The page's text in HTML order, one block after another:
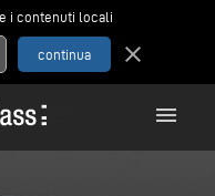
i contenuti locali
close
menu